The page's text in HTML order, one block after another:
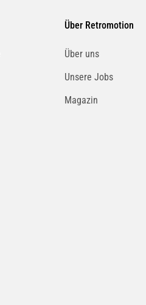
CCF0480
MAGNETI MARELLI
Über Retromotion
Über uns
Unsere Jobs
Magazin